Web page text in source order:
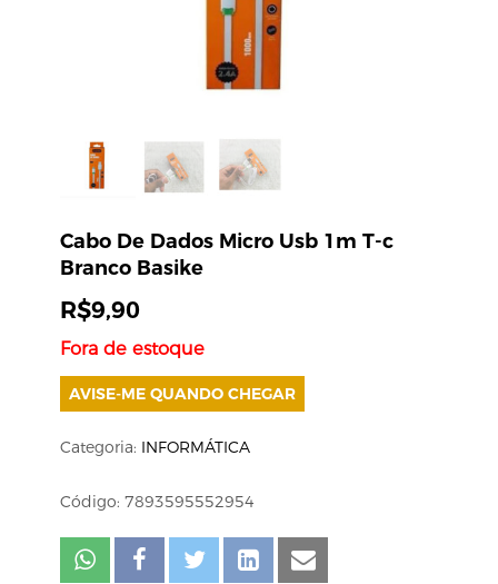
Cabo De Dados Micro Usb 1m T-c
Branco Basike
R$9,90
Fora de estoque
AVISE-ME QUANDO CHEGAR
Categoria: INFORMÁTICA
Código: 7893595552954